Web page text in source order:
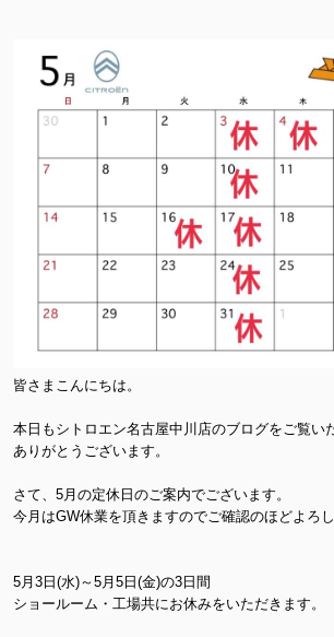
皆さまこんにちは。
本日もシトロエン名古屋中川店のブログをご覧い
ありがとうございます。
さて、5月の定休日のご案内でございます。
今月はGW休業を頂きますのでご確認のほどよろ
5月3日(水)～5月5日(金)の3日間
ショールーム・工場共にお休みをいただきます。